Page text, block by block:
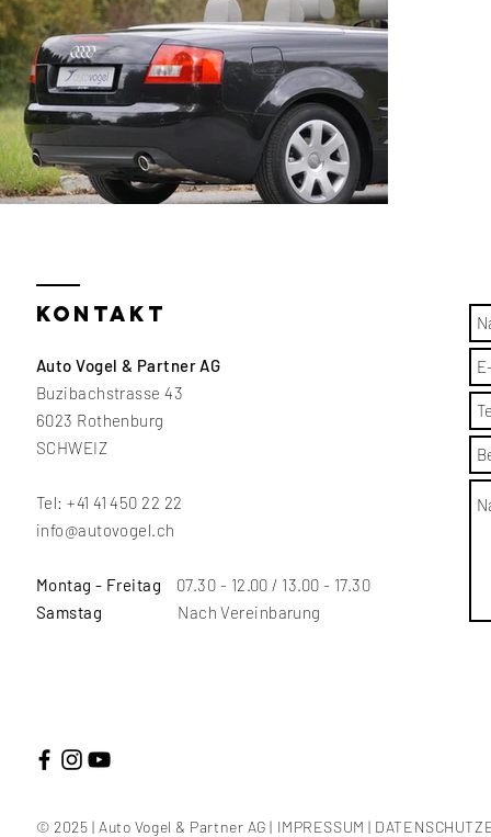
KONTAKT
Auto Vogel & Partner AG
Buzibachstrasse 43
6023 Rothenburg
SCHWEIZ
Tel: +41 41 450 22 22
info@autovogel.ch
Montag - Freitag
07.30 - 12.00 / 13.00 - 17.30
Samstag
Nach Vereinbarung
© 2025 | Auto Vogel & Partner AG | IMPRESSUM |